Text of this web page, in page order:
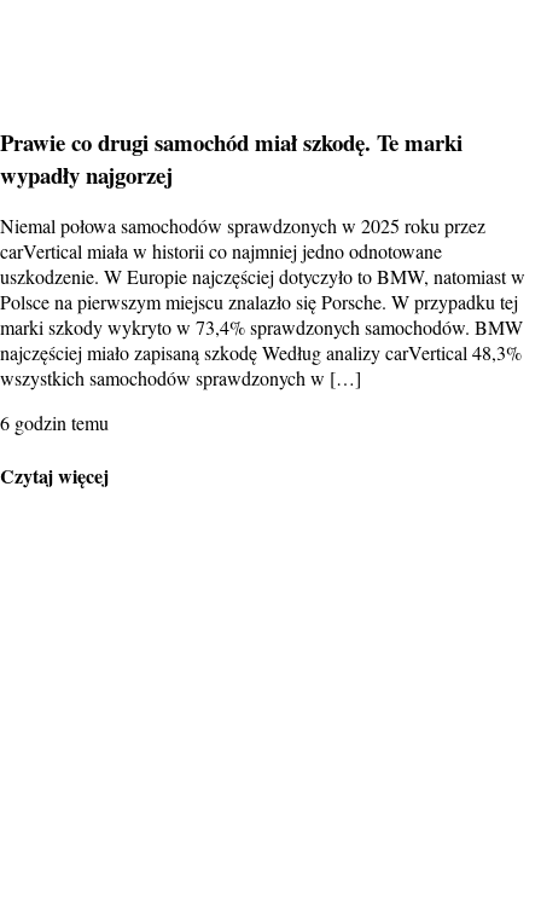
Prawie co drugi samochód miał szkodę. Te marki
wypadły najgorzej
Niemal połowa samochodów sprawdzonych w 2025 roku przez
carVertical miała w historii co najmniej jedno odnotowane
uszkodzenie. W Europie najczęściej dotyczyło to BMW, natomiast w
Polsce na pierwszym miejscu znalazło się Porsche. W przypadku tej
marki szkody wykryto w 73,4% sprawdzonych samochodów. BMW
najczęściej miało zapisaną szkodę Według analizy carVertical 48,3%
wszystkich samochodów sprawdzonych w […]
6 godzin temu
Czytaj więcej